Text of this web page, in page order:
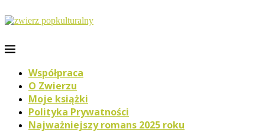
Współpraca
O Zwierzu
Moje książki
Polityka Prywatności
Najważniejszy romans 2025 roku